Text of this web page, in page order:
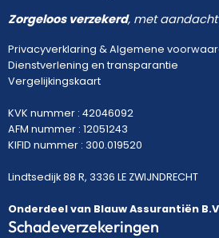
Zorgeloos verzekerd, met
Privacyverklaring &Algemene
Dienstverlening en transparantie
Vergelijkingskaart
KVK nummer : 42046092
AFM nummer : 12051243
KIFID nummer : 300.019520
Lindtsedijk 88 R, 3336 LE ZWIJNDRECHT
Onderdeel van Blauw Assurantiën
Schadeverzekeringen